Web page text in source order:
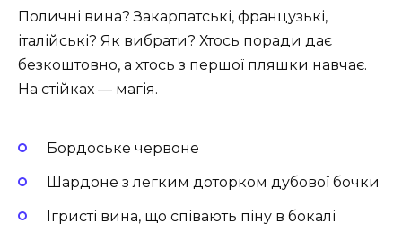
Поличні вина? Закарпатські, французькі,
італійські? Як вибрати? Хтось поради дає
безкоштовно, а хтось з першої пляшки навчає.
На стійках — магія.
Бордоське червоне
Шардоне з легким доторком дубової бочки
Ігристі вина, що співають піну в бокалі